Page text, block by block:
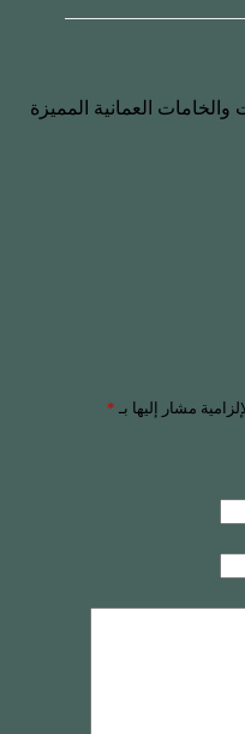
العمانية المميزة
مشار إليها بـ *